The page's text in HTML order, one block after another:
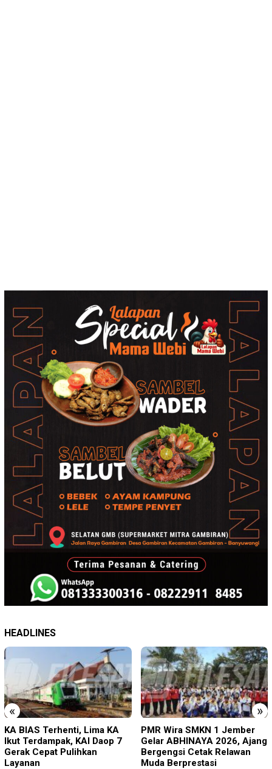
HEADLINES
« »
PMR Wira SMKN 1 Jember
Gelar ABHINAYA 2026, Ajang
Bergengsi Cetak Relawan
Muda Berprestasi
Imigrasi Ponorogo Deportasi
Satu WN Tiongkok
Salahgunakan Ijin Tinggal